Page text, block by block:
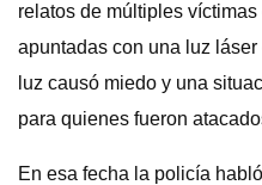
relatos de múltiples
apuntadas con una luz
luz causó miedo y una
para quienes fueron
En esa fecha la policía